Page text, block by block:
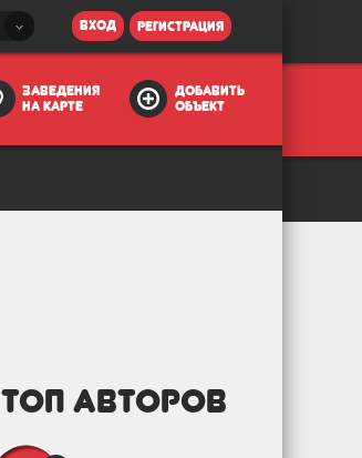
вход регистрация
заведения
на карте
добавить
объект
ТОП АВТОРОВ